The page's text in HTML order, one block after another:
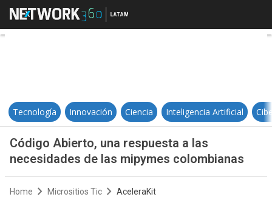
Código Abierto, una respuesta a
Tecnología Innovación Ciencia Inteligencia Artificial
Código Abierto, una respuesta a las
necesidades de las mipymes colombianas
Home Micrositios Tic AceleraKit